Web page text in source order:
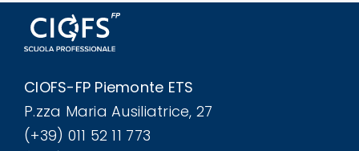
CIOFS-FP Piemonte ETS
P.zza Maria Ausiliatrice, 27
(+39) 011 52 11 773